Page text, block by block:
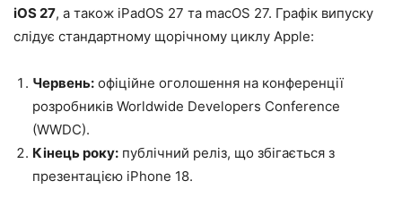
iOS 27, а також iPadOS 27 та macOS 27. Графік випуску
слідує стандартному щорічному циклу Apple:
Червень: офіційне оголошення на конференції
розробників Worldwide Developers Conference
(WWDC).
Кінець року: публічний реліз, що збігається з
презентацією iPhone 18.